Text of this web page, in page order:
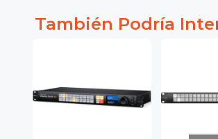
También Podría